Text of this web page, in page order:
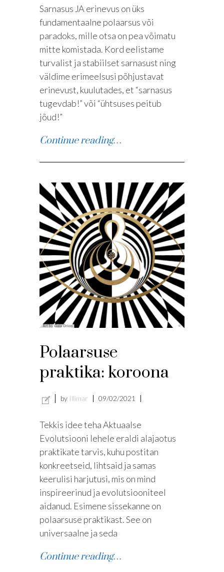
Sarnasus JA erinevus on üks
fundamentaalne polaarsus või
paradoks, mille otsa on pea võimatu
mitte komistada. Kord eelistame
turvalist ja stabiilset sarnasust ning
väldime erimeelsusi põhjustavat
erinevust, kuulutades, et “sarnasus
tugevdab!” või “ühtsuses peitub
jõud!”
Continue reading…
Polaarsuse
praktika: koroona
by Illimar 09/02/2021
Tekkis idee teha Aktuaalse
Evolutsiooni lehele eraldi alajaotus
praktikate tarvis, kuhu postitan
konkreetseid, lihtsaid ja samas
keerulisi harjutusi, mis on mind
inspireerinud ja evolutsiooniteel
aidanud. Esimene sissekanne on
polaarsuse praktikast. See on
universaalne ja seda
Continue reading…